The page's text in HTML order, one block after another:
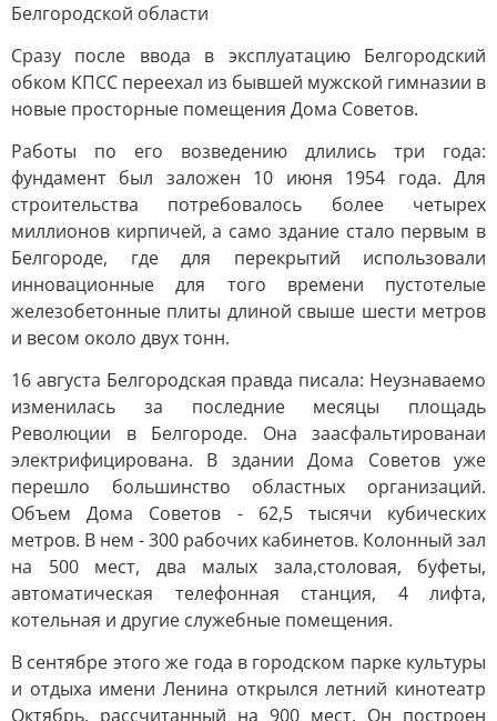
Белгородской области
Сразу после ввода в эксплуатацию Белгородский
обком КПСС переехал из бывшей мужской гимназии в
новые просторные помещения Дома Советов.
Работы по его возведению длились три года:
фундамент был заложен 10 июня 1954 года. Для
строительства потребовалось более четырех
миллионов кирпичей, а само здание стало первым в
Белгороде, где для перекрытий использовали
инновационные для того времени пустотелые
железобетонные плиты длиной свыше шести метров
и весом около двух тонн.
16 августа Белгородская правда писала: Неузнаваемо
изменилась за последние месяцы площадь
Революции в Белгороде. Она заасфальтированаи
электрифицирована. В здании Дома Советов уже
перешло большинство областных организаций.
Объем Дома Советов - 62,5 тысячи кубических
метров. В нем - 300 рабочих кабинетов. Колонный зал
на 500 мест, два малых зала,столовая, буфеты,
автоматическая телефонная станция, 4 лифта,
котельная и другие служебные помещения.
В сентябре этого же года в городском парке культуры
и отдыха имени Ленина открылся летний кинотеатр
Октябрь, рассчитанный на 900 мест. Он построен